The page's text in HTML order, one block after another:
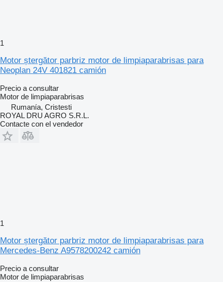
1
Motor ștergător parbriz motor de limpiaparabrisas para
Neoplan 24V 401821 camión
Precio a consultar
Motor de limpiaparabrisas
Rumanía, Cristesti
ROYAL DRU AGRO S.R.L.
Contacte con el vendedor
1
Motor ștergător parbriz motor de limpiaparabrisas para
Mercedes-Benz A9578200242 camión
Precio a consultar
Motor de limpiaparabrisas